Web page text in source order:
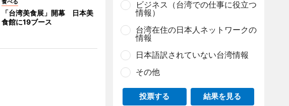
食べる
「台湾美食展」開幕 日本美
食館に19ブース
ビジネス（台湾での仕事に役立つ
情報）
台湾在住の日本人ネットワークの
情報
日本語訳されていない台湾情報
その他
投票する 結果を見る